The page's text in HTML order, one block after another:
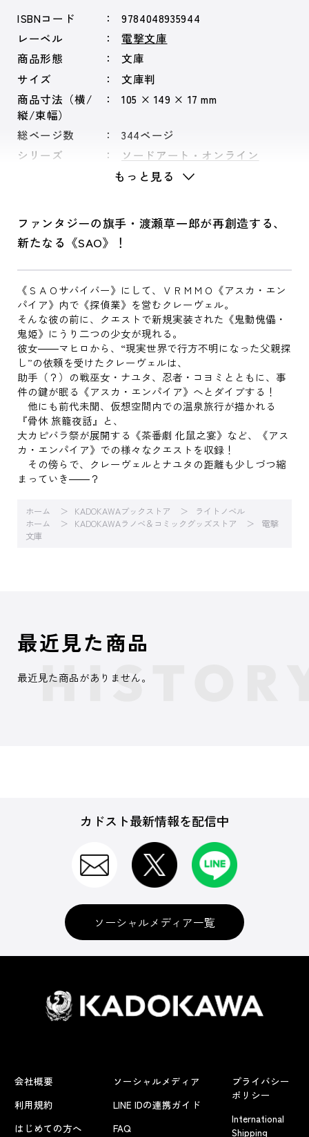
ISBNコード
9784048935944
レーベル
電撃文庫
商品形態
文庫
サイズ
文庫判
商品寸法（横/
縦/束幅）
105 × 149 × 17 mm
総ページ数
344ページ
シリーズ
ソードアート・オンライン
もっと見る
ファンタジーの旗手・渡瀬草一郎が再創造する、
新たなる《SAO》！
《ＳＡＯサバイバー》にして、ＶＲＭＭＯ《アスカ・エン
パイア》内で《探偵業》を営むクレーヴェル。
そんな彼の前に、クエストで新規実装された《鬼動傀儡・
鬼姫》にうり二つの少女が現れる。
彼女――マヒロから、“現実世界で行方不明になった父親探
し”の依頼を受けたクレーヴェルは、
助手（？）の戦巫女・ナユタ、忍者・コヨミとともに、事
件の鍵が眠る《アスカ・エンパイア》へとダイブする！
他にも前代未聞、仮想空間内での温泉旅行が描かれる
『骨休 旅籠夜話』と、
大カピバラ祭が展開する《茶番劇 化鼠之宴》など、《アス
カ・エンパイア》での様々なクエストを収録！
その傍らで、クレーヴェルとナユタの距離も少しづつ縮
まっていき――？
ホーム KADOKAWAブックストア
ライトノベル
ホーム
KADOKAWAラノベ＆コミックグッズストア
電撃
文庫
最近見た商品
最近見た商品がありません。
カドスト最新情報を配信中
ソーシャルメディア一覧
会社概要
利用規約
はじめての方へ
ソーシャルメディア
LINE IDの連携ガイド
FAQ
プライバシー
ポリシー
International
Shipping